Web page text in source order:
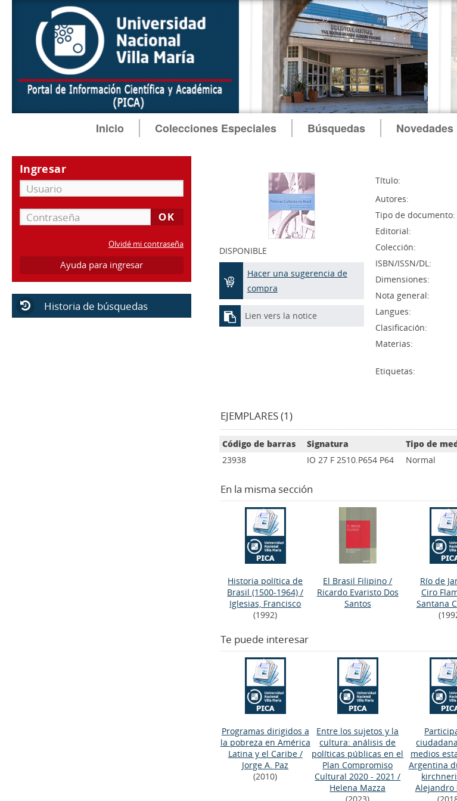
Inicio Colecciones Especiales Búsquedas Novedades
Ingresar
Olvidé mi contraseña
Ayuda para ingresar
Historia de búsquedas
DISPONIBLE
Hacer una sugerencia de
compra
Lien vers la notice
Título:
Autores:
Tipo de documento:
Editorial:
Colección:
ISBN/ISSN/DL:
Dimensiones:
Nota general:
Langues:
Clasificación:
Materias:
Etiquetas:
EJEMPLARES (1)
Código de barras Signatura Tipo de
23938
IO 27 F 2510.P654 P64 Normal
En la misma sección
Historia política de
Brasil (1500-1964) /
Iglesias, Francisco
(1992)
El Brasil Filipino /
Ricardo Evaristo Dos
Santos
Río de
Ciro
Santana
Te puede interesar
Programas dirigidos a
la pobreza en América
Latina y el Caribe/
Jorge A. Paz
(2010)
Entre los sujetos y la
cultura: análisis de
políticas públicas en el
Plan Compromiso
Cultural 2020 - 2021 /
Helena Mazza
medios
Argentina
Alejandro